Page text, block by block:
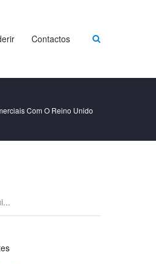
Contactos
Com O Reino Unido